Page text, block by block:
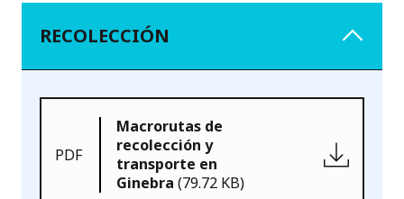
RECOLECCIÓN
PDF
Macrorutas de
recolección y
transporte en
Ginebra (79.72 KB)